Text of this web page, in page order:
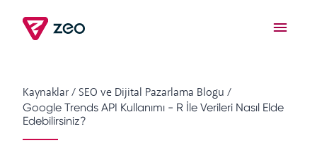
Kaynaklar/SEO ve Dijital Pazarlama Blogu /
Google Trends API Kullanımı - R İle Verileri Nasıl Elde
Edebilirsiniz?